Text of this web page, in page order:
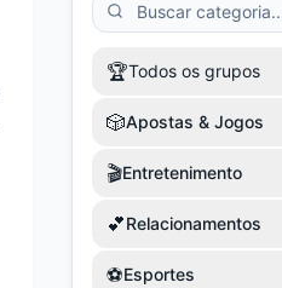
🏆Todos os grupos
🎲Apostas & Jogos
🎬Entretenimento
💕Relacionamentos
⚽Esportes